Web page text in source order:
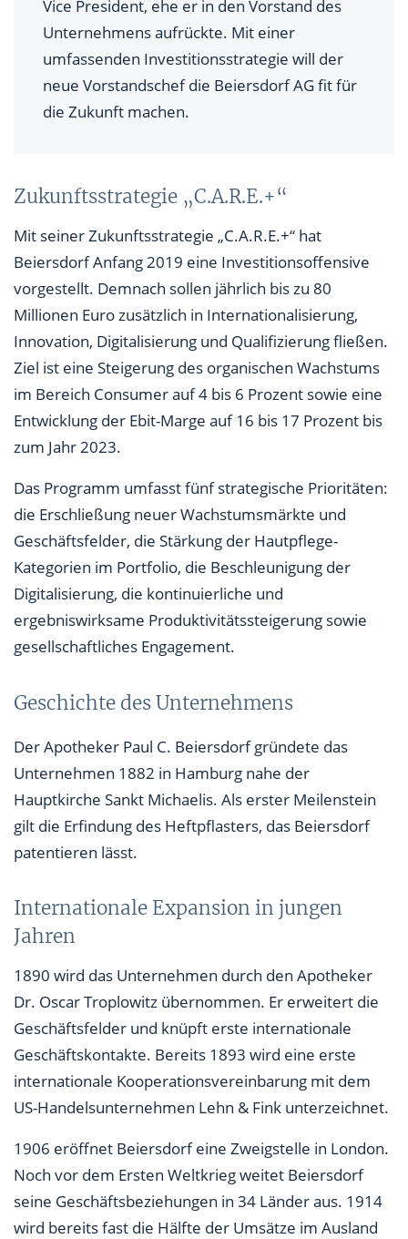
Vice President, ehe er in den Vorstand des
Unternehmens aufrückte. Mit einer
umfassenden Investitionsstrategie will der
neue Vorstandschef die Beiersdorf AG fit für
die Zukunft machen.
Zukunftsstrategie „C.A.R.E.+“
Mit seiner Zukunftsstrategie „C.A.R.E.+“ hat
Beiersdorf Anfang 2019 eine Investitionsoffensive
vorgestellt. Demnach sollen jährlich bis zu 80
Millionen Euro zusätzlich in Internationalisierung,
Innovation, Digitalisierung und Qualifizierung fließen.
Ziel ist eine Steigerung des organischen Wachstums
im Bereich Consumer auf 4 bis 6 Prozent sowie eine
Entwicklung der Ebit-Marge auf 16 bis 17 Prozent bis
zum Jahr 2023.
Das Programm umfasst fünf strategische Prioritäten:
die Erschließung neuer Wachstumsmärkte und
Geschäftsfelder, die Stärkung der Hautpflege-
Kategorien im Portfolio, die Beschleunigung der
Digitalisierung, die kontinuierliche und
ergebniswirksame Produktivitätssteigerung sowie
gesellschaftliches Engagement.
Geschichte des Unternehmens
Der Apotheker Paul C. Beiersdorf gründete das
Unternehmen 1882 in Hamburg nahe der
Hauptkirche Sankt Michaelis. Als erster Meilenstein
gilt die Erfindung des Heftpflasters, das Beiersdorf
patentieren lässt.
Internationale Expansion in jungen
Jahren
1890 wird das Unternehmen durch den Apotheker
Dr. Oscar Troplowitz übernommen. Er erweitert die
Geschäftsfelder und knüpft erste internationale
Geschäftskontakte. Bereits 1893 wird eine erste
internationale Kooperationsvereinbarung mit dem
US-Handelsunternehmen Lehn & Fink unterzeichnet.
1906 eröffnet Beiersdorf eine Zweigstelle in London.
Noch vor dem Ersten Weltkrieg weitet Beiersdorf
seine Geschäftsbeziehungen in 34 Länder aus. 1914
wird bereits fast die Hälfte der Umsätze im Ausland